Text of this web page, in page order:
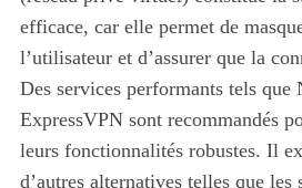
efficace, car elle permet de
l’utilisateur et d’assurer que la
Des services performants tels que
ExpressVPN sont recommandés
leurs fonctionnalités robustes. Il
d’autres alternatives telles que